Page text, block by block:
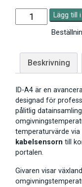
Lägg till
Beskrivning
ID-A4 är en
designad för
pålitlig
temperaturvärde
kabelsensorn till
portalen.
Givaren visar